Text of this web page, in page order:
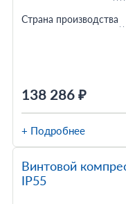
138 286 ₽
Страна производства
+ Подробнее
Винтовой
IP55